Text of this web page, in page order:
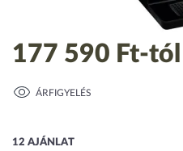
177 590 Ft-tól
ÁRFIGYELÉS
12 AJÁNLAT